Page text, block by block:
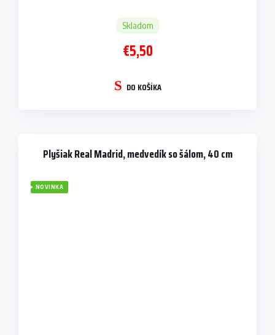
Skladom
€5,50
DO KOŠÍKA
Plyšiak Real Madrid, medvedík so šálom, 40 cm
NOVINKA